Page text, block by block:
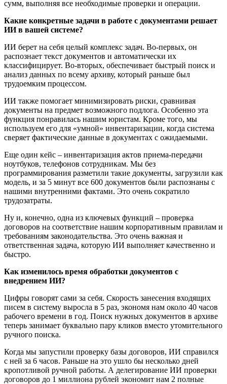
сумм, выполняя все необходимые проверки и операции.
Какие конкретные задачи в работе с документами решает
ИИ в вашей системе?
ИИ берет на себя целый комплекс задач. Во-первых, он
распознает текст документов и автоматически их
классифицирует. Во-вторых, обеспечивает быстрый поиск и
анализ данных по всему архиву, который раньше был
трудоемким процессом.
ИИ также помогает минимизировать риски, сравнивая
документы на предмет возможного подлога. Особенно эта
функция понравилась нашим юристам. Кроме того, мы
используем его для «умной» инвентаризации, когда система
сверяет фактические данные в документах с ожидаемыми.
Еще один кейс – инвентаризация актов приема-передачи
ноутбуков, телефонов сотрудникам. Мы без
программирования разметили такие документы, загрузили как
модель, и за 5 минут все 600 документов были распознаны с
нашими внутренними фактами. Это очень сократило
трудозатраты.
Ну и, конечно, одна из ключевых функций – проверка
договоров на соответствие нашим корпоративным правилам и
требованиям законодательства. Это очень важная и
ответственная задача, которую ИИ выполняет качественно и
быстро.
Как изменилось время обработки документов с
внедрением ИИ?
Цифры говорят сами за себя. Скорость занесения входящих
писем в систему выросла в 5 раз, экономя нам около 40 часов
рабочего времени в год. Поиск нужных документов в архиве
теперь занимает буквально пару кликов вместо утомительного
ручного поиска.
Когда мы запустили проверку базы договоров, ИИ справился
с ней за 6 часов. Раньше на это ушло бы несколько дней
кропотливой ручной работы. А делегирование ИИ проверки
договоров до 1 миллиона рублей экономит нам 2 полные